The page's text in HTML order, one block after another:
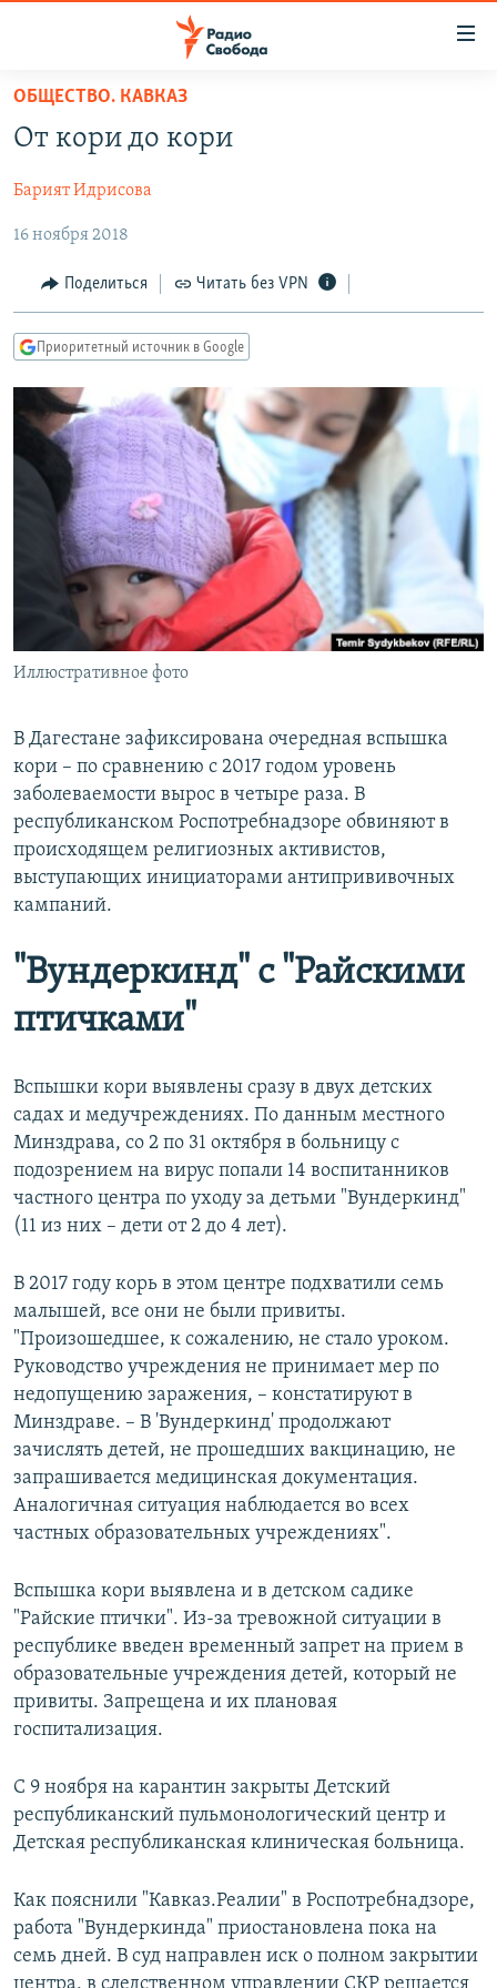
упрощенного
доступа
содержанию
Вернутся
главной
навигации
Вернутся
поиску
ПОДКАСТЫ
АВТОРСКИЕ ПРОЕКТЫ
ЦИТАТЫ СВОБОДЫ
МНЕНИЯ
КУЛЬТУРА
IDEL.РЕАЛИИ
КАВКАЗ.РЕАЛИИ
СЕВЕР.РЕАЛИИ
СИБИРЬ.РЕАЛИИ
РАСПИСАНИЕ ВЕЩАНИЯ
ПОДПИШИТЕСЬ НА РАССЫЛКУ
СОЦИАЛЬНЫЕ СЕТИ
Все сайты РСЕ/РС
ОБЩЕСТВО. КАВКАЗ
От кори до кори
Барият Идрисова
16 ноября 2018
Поделиться Читать без VPN
Приоритетный источник в Google
Иллюстративное фото
В Дагестане зафиксирована очередная вспышка
кори – по сравнению с 2017 годом уровень
заболеваемости вырос в четыре раза. В
республиканском Роспотребнадзоре обвиняют в
происходящем религиозных активистов,
выступающих инициаторами антипрививочных
кампаний.
"Вундеркинд" с "Райскими
птичками"
Вспышки кори выявлены сразу в двух детских
садах и медучреждениях. По данным местного
Минздрава, со 2 по 31 октября в больницу с
подозрением на вирус попали 14 воспитанников
частного центра по уходу за детьми "Вундеркинд"
(11 из них – дети от 2 до 4 лет).
В 2017 году корь в этом центре подхватили семь
малышей, все они не были привиты.
"Произошедшее, к сожалению, не стало уроком.
Руководство учреждения не принимает мер по
недопущению заражения, – констатируют в
Минздраве. – В 'Вундеркинд' продолжают
зачислять детей, не прошедших вакцинацию, не
запрашивается медицинская документация.
Аналогичная ситуация наблюдается во всех
частных образовательных учреждениях".
Вспышка кори выявлена и в детском садике
"Райские птички". Из-за тревожной ситуации в
республике введен временный запрет на прием в
образовательные учреждения детей, который не
привиты. Запрещена и их плановая
госпитализация.
С 9 ноября на карантин закрыты Детский
республиканский пульмонологический центр и
Детская республиканская клиническая больница.
Как пояснили "Кавказ.Реалии" в Роспотребнадзоре,
работа "Вундеркинда" приостановлена пока на
семь дней. В суд направлен иск о полном закрытии